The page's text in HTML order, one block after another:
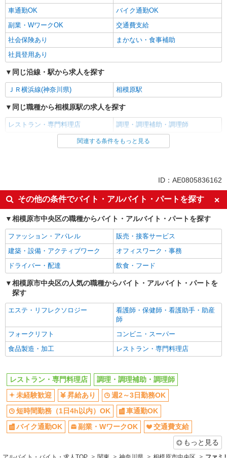
車通勤OK
バイク通勤OK
副業・WワークOK
交通費支給
社会保険あり
まかない・食事補助
社員登用あり
同じ沿線・駅から求人を探す
ＪＲ横浜線(神奈川県) 相模原駅
同じ職種から相模原駅の求人を探す
レストラン・専門料理店 調理・調理補助・調理師
同じ雇用形態から相模原駅の求人を探す
未経験歓迎
昇給あり
週2～3日勤務OK
短時間勤務（1日4h以内）OK
車通勤OK
バイク通勤OK
副業・WワークOK
交通費支給
社会保険あり
まかない・食事補助
社員登用あり
同じ職種から求人を探す
飲食・フード
調理・調理補助・調理師
同じ特徴から求人を探す
未経験歓迎
週2～3日勤務OK
副業・WワークOK
交通費支給
社会保険あり
まかない・食事補助
社員登用あり
関連する条件をもっと見る
ID：AE0805836162
その他の条件でバイト・アルバイト・パートを探す
相模原市中央区の職種からバイト・アルバイト・パートを探す
ファッション・アパレル
販売・接客サービス
建築・設備・アクティブワーク
オフィスワーク・事務
ドライバー・配達
飲食・フード
相模原市中央区の人気の職種からバイト・アルバイト・パートを
探す
エステ・リフレクソロジー
看護師・保健師・看護助手・助産
師
フォークリフト
コンビニ・スーパー
食品製造・加工
レストラン・専門料理店
レストラン・専門料理店
調理・調理補助・調理師
未経験歓迎
昇給あり
週2～3日勤務OK
短時間勤務（1日4h以内）OK
車通勤OK
バイク通勤OK
副業・WワークOK
交通費支給
もっと見る